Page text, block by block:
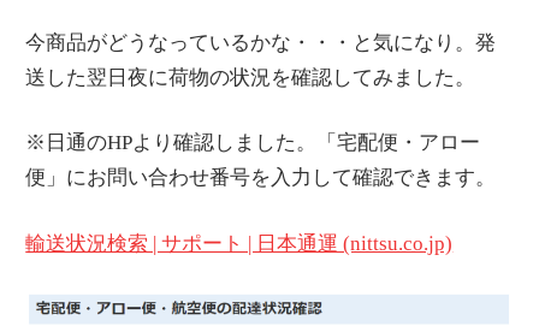
今商品がどうなっているかな・・・と気になり。発
送した翌日夜に荷物の状況を確認してみました。
※日通のHPより確認しました。「宅配便・アロー
便」にお問い合わせ番号を入力して確認できます。
輸送状況検索 | サポート | 日本通運 (nittsu.co.jp)